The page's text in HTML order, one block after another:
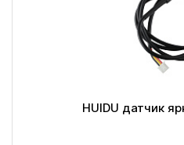
HUIDU датчик